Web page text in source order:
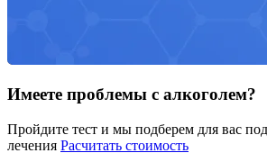
Имеете проблемы с алкоголем?
Пройдите тест и мы подберем для вас
лечения Расчитать стоимость